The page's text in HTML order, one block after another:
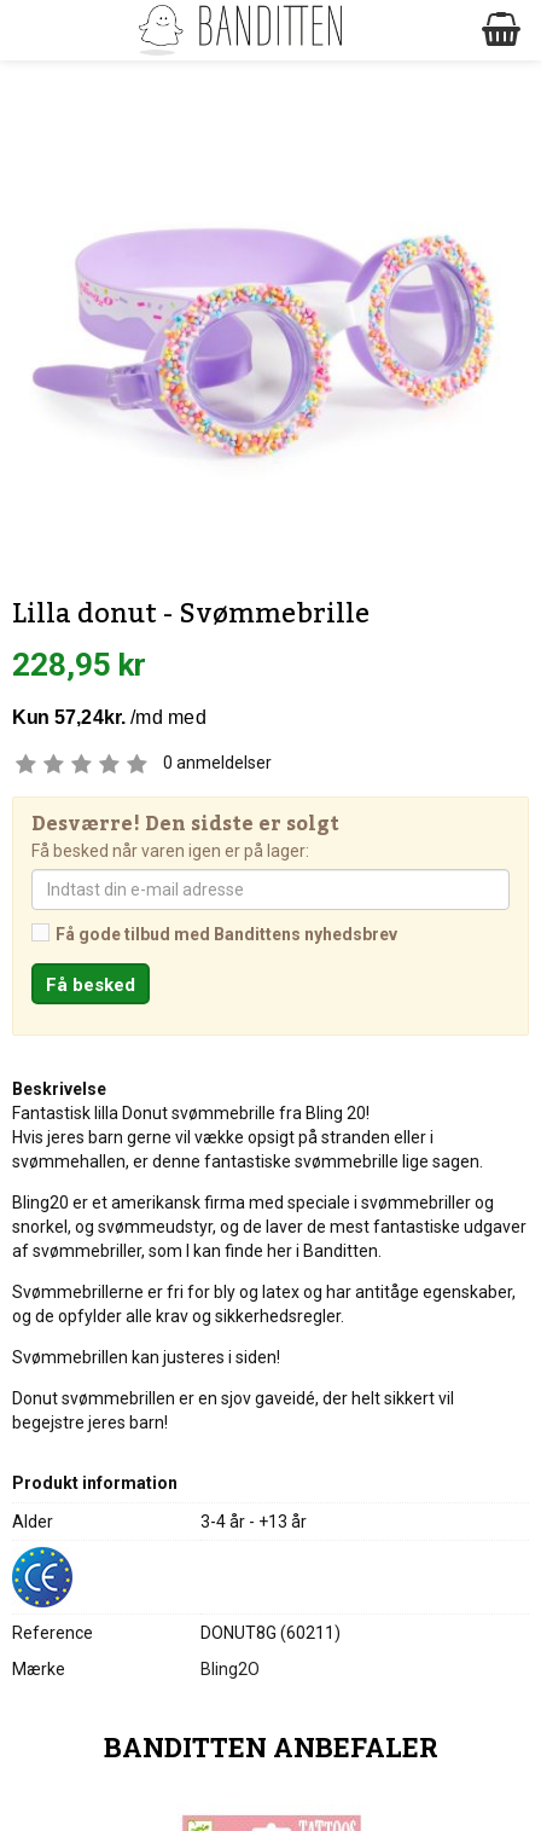
Lilla donut - Svømmebrille
228,95 kr
0 anmeldelser
Desværre! Den sidste er solgt
Få besked når varen igen er på lager:
Få gode tilbud med Bandittens nyhedsbrev
Beskrivelse
Fantastisk lilla Donut svømmebrille fra Bling 20!
Hvis jeres barn gerne vil vække opsigt på stranden eller i
svømmehallen, er denne fantastiske svømmebrille lige sagen.
Bling20 er et amerikansk firma med speciale i svømmebriller og
snorkel, og svømmeudstyr, og de laver de mest fantastiske udgaver
af svømmebriller, som I kan finde her i Banditten.
Svømmebrillerne er fri for bly og latex og har antitåge egenskaber,
og de opfylder alle krav og sikkerhedsregler.
Svømmebrillen kan justeres i siden!
Donut svømmebrillen er en sjov gaveidé, der helt sikkert vil
begejstre jeres barn!
Produkt information
Alder
3-4 år - +13 år
Reference
DONUT8G (60211)
Mærke
Bling2O
BANDITTEN ANBEFALER